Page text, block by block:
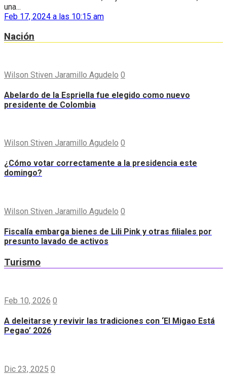
una...
Feb 17, 2024 a las 10:15 am
Nación
Wilson Stiven Jaramillo Agudelo 0
Abelardo de la Espriella fue elegido como nuevo
presidente de Colombia
Wilson Stiven Jaramillo Agudelo 0
¿Cómo votar correctamente a la presidencia este
domingo?
Wilson Stiven Jaramillo Agudelo 0
Fiscalía embarga bienes de Lili Pink y otras filiales por
presunto lavado de activos
Turismo
Feb 10, 2026 0
A deleitarse y revivir las tradiciones con ‘El Migao Está
Pegao’ 2026
Dic 23, 2025 0